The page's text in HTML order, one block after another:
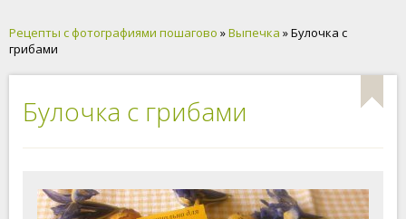
Рецепты с фотографиями пошагово »Выпечка » Булочка с
грибами
Булочка с грибами